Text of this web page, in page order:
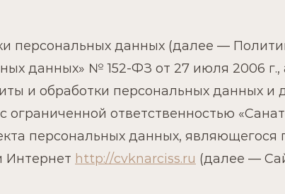
персональных данных (далее —
данных» № 152-ФЗ от 27 июля 2006
и обработки персональных данных и
ответственностью
персональных данных, являющегося
Интернет http://cvknarciss.ru (далее —